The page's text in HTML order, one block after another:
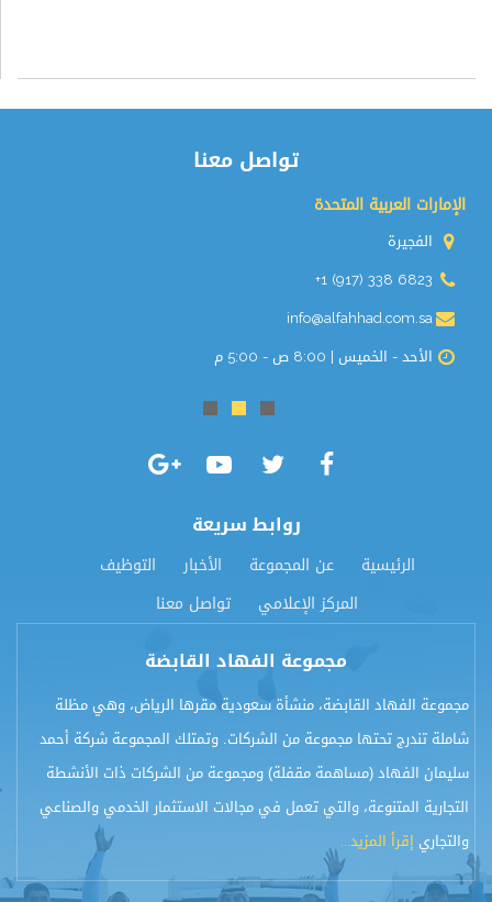
تواصل معنا
الإمارات العربية المتحدة
الفجيرة
+1 (917) 338 6823
info@alfahhad.com.sa
الأحد - الخميس | 8:00 ص - 5:00 م
روابط سريعة
الرئيسية عن المجموعة الأخبار
التوظيف
المركز الإعلامي
تواصل معنا
مجموعة الفهاد القابضة
مجموعة الفهاد القابضة، منشأة سعودية مقرها الرياض، وهي مظلة
شاملة تندرج تحتها مجموعة من الشركات. وتمتلك المجموعة شركة أحمد
سليمان الفهاد (مساهمة مقفلة) ومجموعة من الشركات ذات الأنشطة
التجارية المتنوعة، والتي تعمل في مجالات الاستثمار الخدمي والصناعي
والتجاري إقرأ المزيد...​